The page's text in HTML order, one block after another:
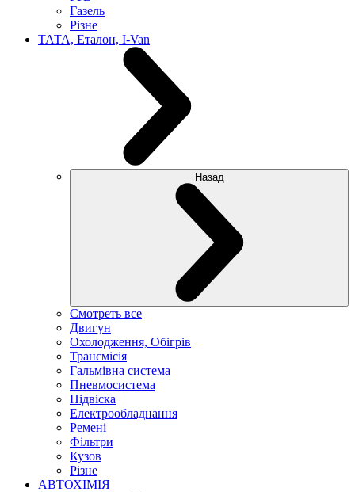
Газель
Різне
ТАТА, Еталон, I-Van
Назад
Смотреть все
Двигун
Охолодження, Обігрів
Трансмісія
Гальмівна система
Пневмосистема
Підвіска
Електрообладнання
Ремені
Фільтри
Кузов
Різне
АВТОХІМІЯ